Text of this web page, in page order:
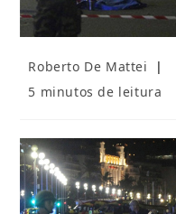
Autor
post:
Roberto De Mattei
Tempo
5 minutos de leitura